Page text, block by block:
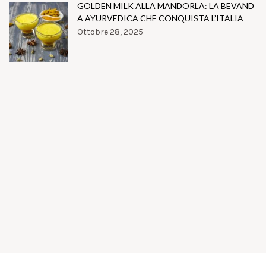
GOLDEN MILK ALLA MANDORLA: LA BEVAND
A AYURVEDICA CHE CONQUISTA L’ITALIA
Ottobre 28, 2025